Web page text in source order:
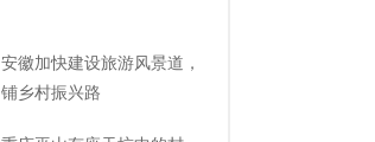
安徽加快建设旅游风景道，
铺乡村振兴路